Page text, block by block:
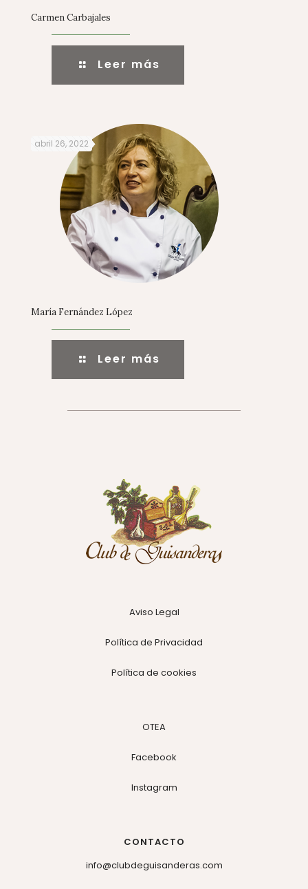
Carmen Carbajales
Leer más
abril 26, 2022
María Fernández López
Leer más
Aviso Legal
Política de Privacidad
Política de cookies
OTEA
Facebook
Instagram
CONTACTO
info@clubdeguisanderas.com